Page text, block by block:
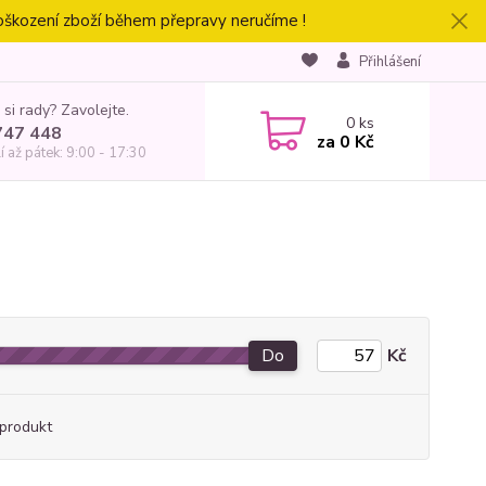
zboží během přepravy neručíme !
Přihlášení
rady? Zavolejte.
448
až pátek: 9:00 - 17:30
0ks
za 0 Kč
Do Kč